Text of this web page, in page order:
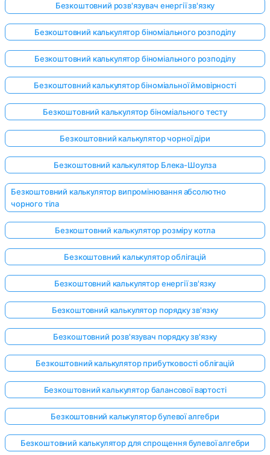
Безкоштовний розв'язувач енергії зв'язку
Безкоштовний калькулятор біноміального розподілу
Безкоштовний калькулятор біноміального розподілу
Безкоштовний калькулятор біноміальної ймовірності
Безкоштовний калькулятор біноміального тесту
Безкоштовний калькулятор чорної діри
Безкоштовний калькулятор Блека-Шоулза
Безкоштовний калькулятор випромінювання абсолютно
чорного тіла
Безкоштовний калькулятор розміру котла
Безкоштовний калькулятор облігацій
Безкоштовний калькулятор енергії зв'язку
Безкоштовний калькулятор порядку зв'язку
Безкоштовний розв'язувач порядку зв'язку
Безкоштовний калькулятор прибутковості облігацій
Безкоштовний калькулятор балансової вартості
Безкоштовний калькулятор булевої алгебри
Безкоштовний калькулятор для спрощення булевої алгебри